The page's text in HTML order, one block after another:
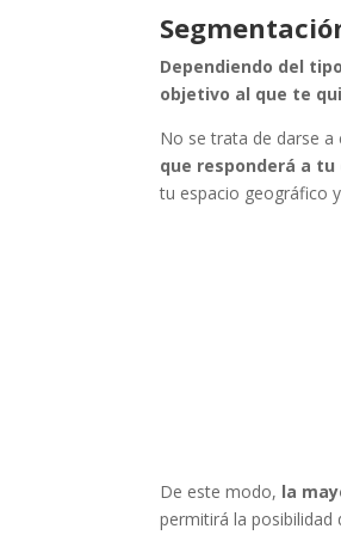
Dependiendo del
objetivo al que te
No se trata de darse a
que responderá a
tu espacio geográfico
De este modo, la
permitirá la posibilidad